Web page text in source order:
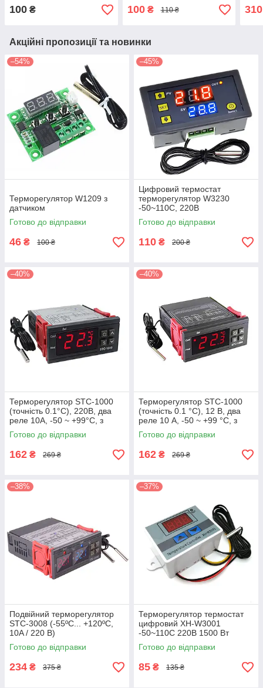
100 ₴ 100₴ 110 ₴ 310
Акційні пропозиції та новинки
–54%
Терморегулятор W1209 з
датчиком
Готово до відправки
46 ₴ 100 ₴
–45%
Цифровий термостат
терморегулятор W3230
-50~110С, 220В
Готово до відправки
110 ₴ 200 ₴
–40%
Терморегулятор STC-1000
(точність 0.1°C), 220В, два
реле 10А, -50 ~ +99°C, з
виносним датчиком
Готово до відправки
162 ₴ 269 ₴
–40%
Терморегулятор STC-1000
(точність 0.1 °C), 12 В, два
реле 10 А, -50 ~ +99 °C, з
виносним датчиком
Готово до відправки
162 ₴ 269 ₴
–38%
Подвійний терморегулятор
STC-3008 (-55ºC... +120ºC,
10A / 220 В)
Готово до відправки
234 ₴ 375 ₴
–37%
Терморегулятор термостат
цифровий XH-W3001
-50~110С 220В 1500 Вт
Готово до відправки
85 ₴ 135 ₴